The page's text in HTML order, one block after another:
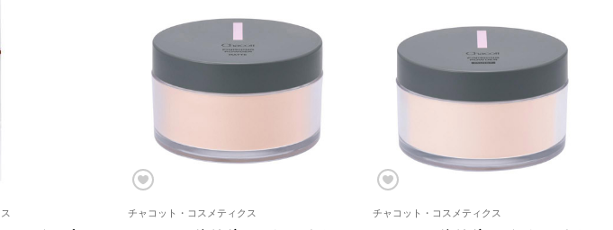
チャコット・コスメティクス チャコット・コスメティクス